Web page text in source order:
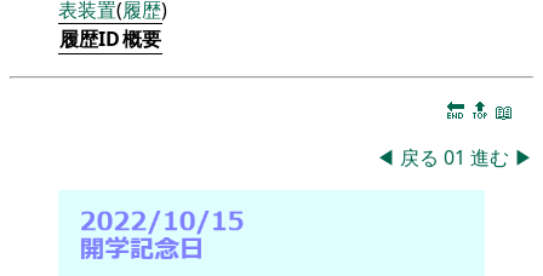
表装置(履歴)
履歴ID概要
🔚 🔝 📖
◀ 戻る 01 進む ▶